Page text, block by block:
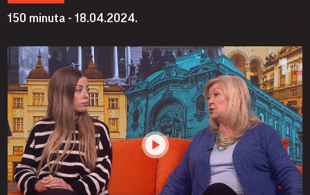
150 minuta - 18.04.2024.